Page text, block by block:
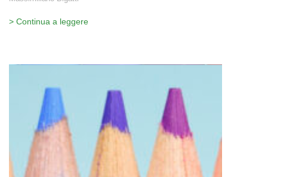
> Continua a leggere